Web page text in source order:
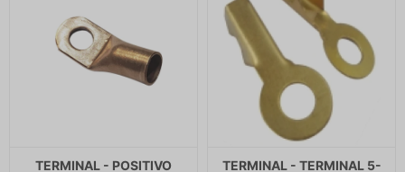
TERMINAL - POSITIVO
TERMINAL - TERMINAL 5-